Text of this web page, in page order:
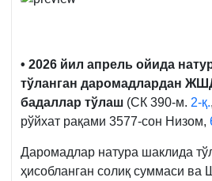
• 2026 йил апрель ойида
тўланган даромадлардан
бадаллар тўлаш (СК 390-м. 2-қ.
рўйхат рақами 3577-сон Низом,
Даромадлар натура шаклида
ҳисобланган солиқ суммаси